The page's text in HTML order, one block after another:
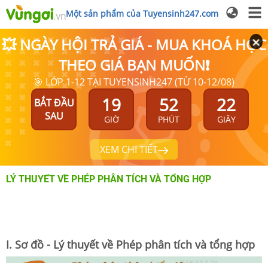
Một sản phẩm của Tuyensinh247.com
💥 NGÀY HỘI TRẢ GIÁ - MUA KHOÁ HỌC
THEO GIÁ BẠN MUỐN❗
🎯 LỚP 1-12 TẠI TUYENSINH247 (TỪ 10-12/08)
BẮT ĐẦU
SAU
19
GIỜ
52
PHÚT
21
GIÂY
XEM CHI TIẾT
LÝ THUYẾT VỀ PHÉP PHÂN TÍCH VÀ TỔNG HỢP
I. Sơ đồ - Lý thuyết về Phép phân tích và tổng hợp